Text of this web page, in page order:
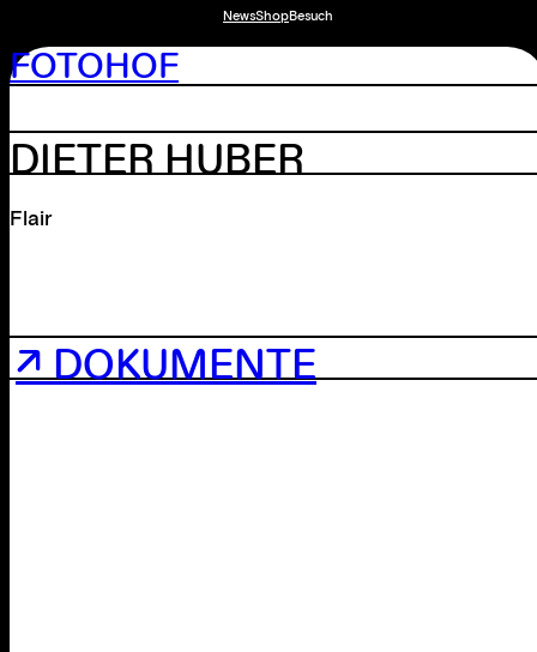
NewsShopBesuch
FOTOHOF
DIETER HUBER
Flair
↗ DOKUMENTE